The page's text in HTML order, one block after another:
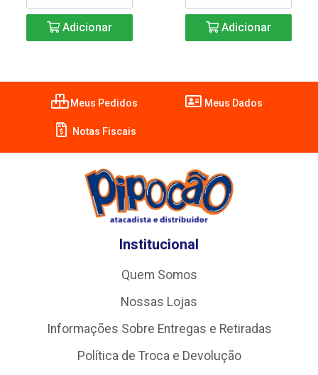
Adicionar Adicionar
Meus Pedidos Meus Dados
Notas Fiscais
Institucional
Quem Somos
Nossas Lojas
Informações Sobre Entregas e Retiradas
Política de Troca e Devolução